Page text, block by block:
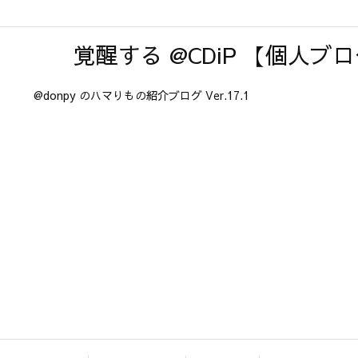
覚醒する @CDiP 【個人ブ
@donpy のハマりもの紹介ブログ Ver.17.1